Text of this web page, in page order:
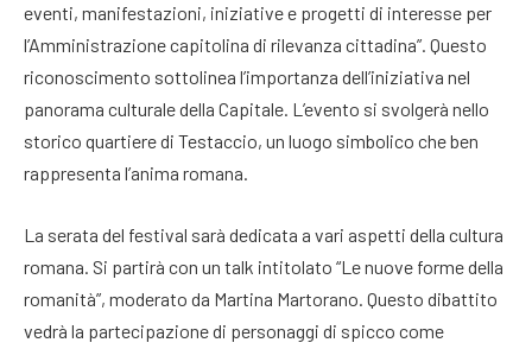
eventi, manifestazioni, iniziative e progetti di interesse per
l’Amministrazione capitolina di rilevanza cittadina”. Questo
riconoscimento sottolinea l’importanza dell’iniziativa nel
panorama culturale della Capitale. L’evento si svolgerà nello
storico quartiere di Testaccio, un luogo simbolico che ben
rappresenta l’anima romana.
La serata del festival sarà dedicata a vari aspetti della cultura
romana. Si partirà con un talk intitolato “Le nuove forme della
romanità”, moderato da Martina Martorano. Questo dibattito
vedrà la partecipazione di personaggi di spicco come